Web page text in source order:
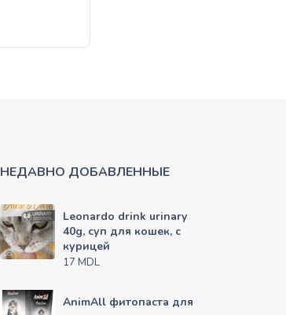
НЕДАВНО ДОБАВЛЕННЫЕ
Leonardo drink urinary
40g, суп для кошек, с
курицей
17 MDL
AnimAll фитопаста для